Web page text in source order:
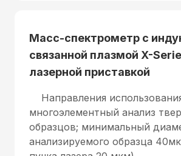
Масс-спектрометр с
связанной плазмой X-
лазерной приставкой
Направления
многоэлементный анализ
образцов; минимальный
анализируемого образца